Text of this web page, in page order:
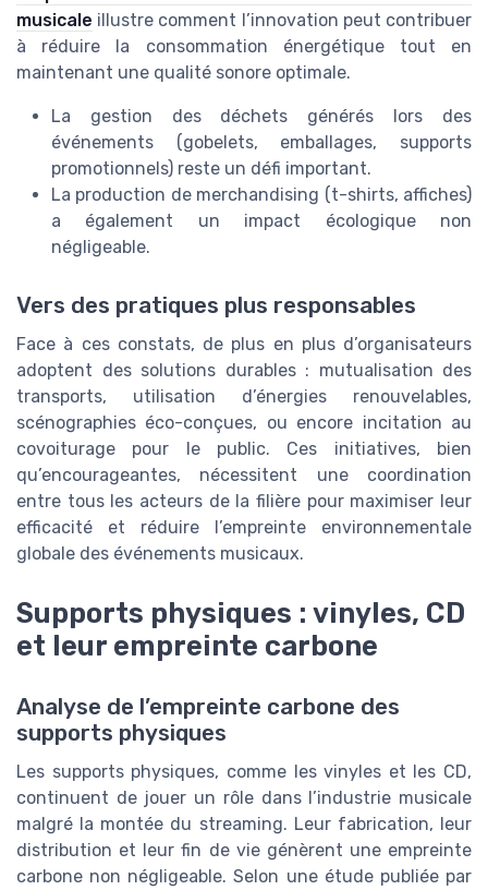
musicale illustre comment l’innovation peut contribuer
à réduire la consommation énergétique tout en
maintenant une qualité sonore optimale.
La gestion des déchets générés lors des
événements (gobelets, emballages, supports
promotionnels) reste un défi important.
La production de merchandising (t-shirts, affiches)
a également un impact écologique non
négligeable.
Vers des pratiques plus responsables
Face à ces constats, de plus en plus d’organisateurs
adoptent des solutions durables : mutualisation des
transports, utilisation d’énergies renouvelables,
scénographies éco-conçues, ou encore incitation au
covoiturage pour le public. Ces initiatives, bien
qu’encourageantes, nécessitent une coordination
entre tous les acteurs de la filière pour maximiser leur
efficacité et réduire l’empreinte environnementale
globale des événements musicaux.
Supports physiques : vinyles, CD
et leur empreinte carbone
Analyse de l’empreinte carbone des
supports physiques
Les supports physiques, comme les vinyles et les CD,
continuent de jouer un rôle dans l’industrie musicale
malgré la montée du streaming. Leur fabrication, leur
distribution et leur fin de vie génèrent une empreinte
carbone non négligeable. Selon une étude publiée par